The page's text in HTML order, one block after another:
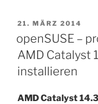
VERÖFFENTLICHT
21. MÄRZ 2014
openSUSE –
AMD Catalyst
installieren
AMD Catalyst